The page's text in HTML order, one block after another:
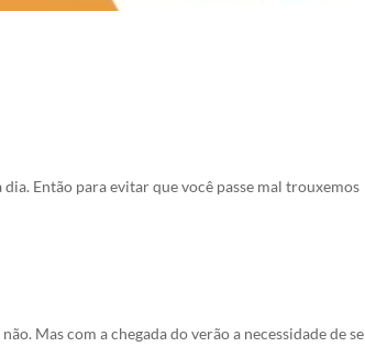
Então para evitar que você passe mal trouxemos
Mas com a chegada do verão a necessidade de se